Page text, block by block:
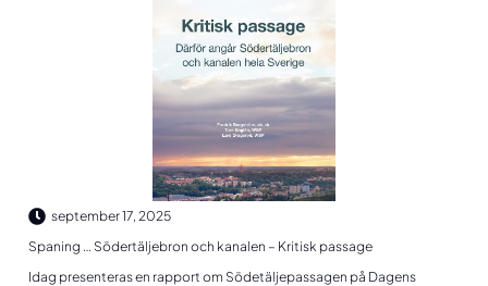
september 17, 2025
Spaning … Södertäljebron och kanalen – Kritisk passage
Idag presenteras en rapport om Södetäljepassagen på Dagens